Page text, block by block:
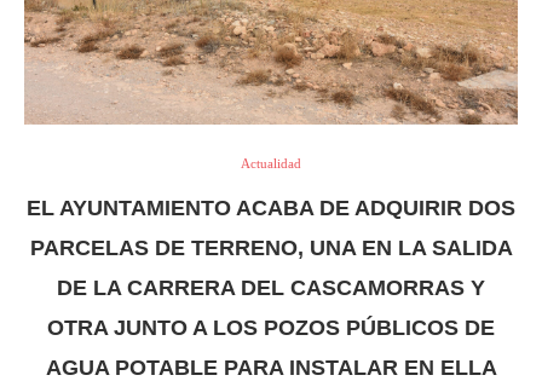
Actualidad
EL AYUNTAMIENTO ACABA DE ADQUIRIR DOS
PARCELAS DE TERRENO, UNA EN LA SALIDA
DE LA CARRERA DEL CASCAMORRAS Y
OTRA JUNTO A LOS POZOS PÚBLICOS DE
AGUA POTABLE PARA INSTALAR EN ELLA